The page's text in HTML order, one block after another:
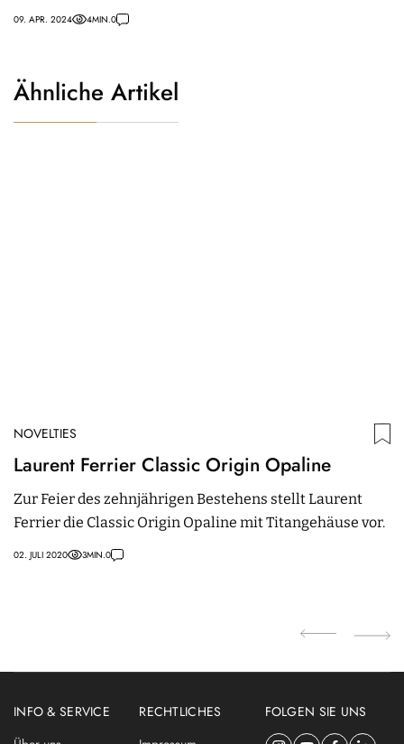
09. APR. 2024 4MIN.0
Ähnliche Artikel
NOVELTIES
Laurent Ferrier Classic Origin Opaline
Zur Feier des zehnjährigen Bestehens stellt Laurent
Ferrier die Classic Origin Opaline mit Titangehäuse vor.
02. JULI 2020 3MIN.0
INFO & SERVICE
RECHTLICHES
FOLGEN SIE UNS